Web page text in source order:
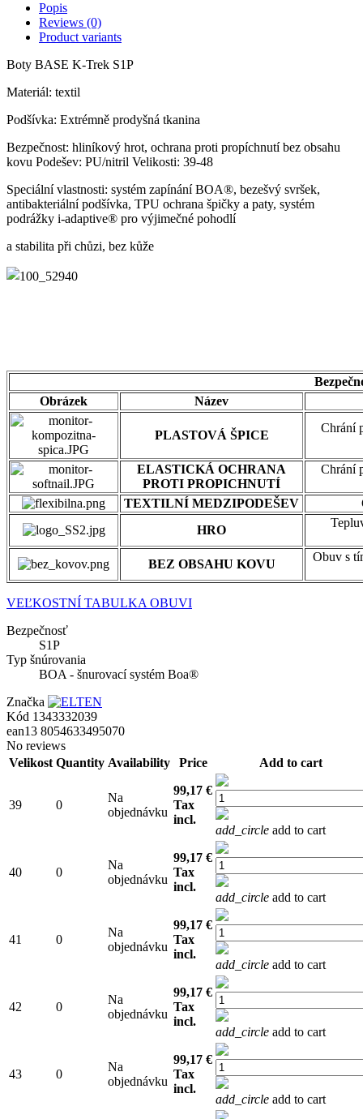
Popis
Reviews (0)
Product variants
Boty BASE K-Trek S1P
Materiál: textil
Podšívka: Extrémně prodyšná tkanina
Bezpečnost: hliníkový hrot, ochrana proti propíchnutí bez obsahu
kovu Podešev: PU/nitril Velikosti: 39-48
Speciální vlastnosti: systém zapínání BOA®, bezešvý svršek,
antibakteriální podšívka, TPU ochrana špičky a paty, systém
podrážky i-adaptive® pro výjimečné pohodlí
a stabilita při chůzi, bez kůže
Obrázek
Název
PLASTOVÁ ŠPICE
Chrání
ELASTICKÁ OCHRANA
PROTI PROPICHNUTÍ
Chrání
TEXTILNÍ MEDZIPODEŠEV
HRO
BEZ OBSAHU KOVU
Obuv s
VEĽKOSTNÍ TABULKA OBUVI
Bezpečnosť
S1P
Typ šnúrovania
BOA - šnurovací systém Boa®
Značka
Kód 1343332039
ean13 8054633495070
No reviews
Velikost Quantity Availability Price Add to cart
39 0
Na
objednávku
99,17 €
Tax
incl.
add_circle add to cart
40 0
Na
objednávku
99,17 €
Tax
incl.
add_circle add to cart
41 0
Na
objednávku
99,17 €
Tax
incl.
add_circle add to cart
42 0
Na
objednávku
99,17 €
Tax
incl.
add_circle add to cart
43 0
Na
objednávku
99,17 €
Tax
incl.
add_circle add to cart